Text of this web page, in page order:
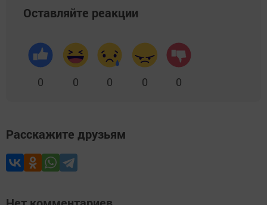
Оставляйте реакции
0 0 0 0 0
Расскажите друзьям